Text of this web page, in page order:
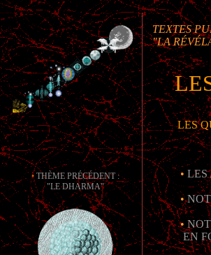
•
• THÈME PRÉCÉDENT :
"LE DHARMA"
TEXTES
"LA
LES
LES
•LES
•
•
EN